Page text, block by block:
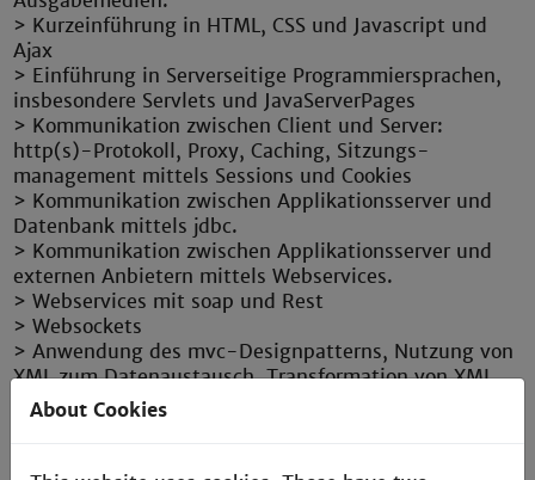
> Kurzeinführung in HTML, CSS und Javascript und
Ajax
> Einführung in Serverseitige Programmiersprachen,
insbesondere Servlets und JavaServerPages
> Kommunikation zwischen Client und Server:
http(s)-Protokoll, Proxy, Caching, Sitzungs-
management mittels Sessions und Cookies
> Kommunikation zwischen Applikationsserver und
Datenbank mittels jdbc.
> Kommunikation zwischen Applikationsserver und
externen Anbietern mittels Webservices.
> Webservices mit soap und Rest
> Websockets
> Anwendung des mvc-Designpatterns, Nutzung von
XML zum Datenaustausch, Transformation von XML
mittel XSLT
> Programmierübungen: Verwendung der
About Cookies